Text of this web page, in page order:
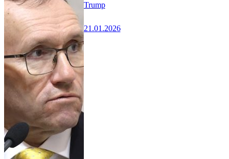
Trump
21.01.2026